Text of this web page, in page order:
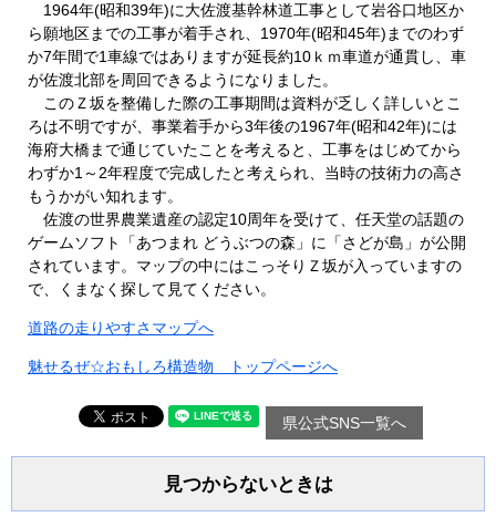
1964年(昭和39年)に大佐渡基幹林道工事として岩谷口地区か
ら願地区までの工事が着手され、1970年(昭和45年)までのわず
か7年間で1車線ではありますが延長約10ｋｍ車道が通貫し、車
が佐渡北部を周回できるようになりました。
このＺ坂を整備した際の工事期間は資料が乏しく詳しいとこ
ろは不明ですが、事業着手から3年後の1967年(昭和42年)には
海府大橋まで通じていたことを考えると、工事をはじめてから
わずか1～2年程度で完成したと考えられ、当時の技術力の高さ
もうかがい知れます。
佐渡の世界農業遺産の認定10周年を受けて、任天堂の話題の
ゲームソフト「あつまれ どうぶつの森」に「さどが島」が公開
されています。マップの中にはこっそりＺ坂が入っていますの
で、くまなく探して見てください。
道路の走りやすさマップへ
魅せるぜ☆おもしろ構造物 トップページへ
県公式SNS一覧へ
見つからないときは